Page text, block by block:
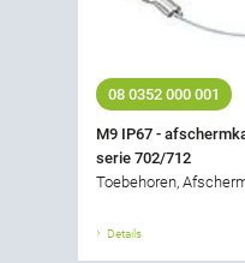
08 0352 000 001
M9 IP67 -
serie 702/712
Toebehoren,
Details